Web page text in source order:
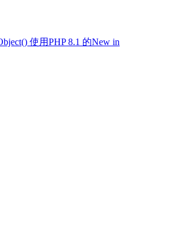
使用PHP 8.1 的New in